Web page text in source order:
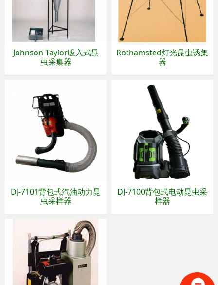
Johnson Taylor吸入式昆
虫采集器
Rothamsted灯光昆虫诱集
器
DJ-7101背包式汽油动力昆
虫采样器
DJ-7100背包式电动昆虫采
样器